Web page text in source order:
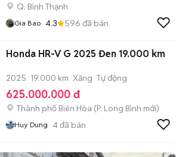
Q. Bình Thạnh
Gia Bao 4.3 596 đã bán
Honda HR-V G 2025 Đen 19.000 km
2025 19.000 km Xăng Tự động
625.000.000 đ
Thành phố Biên Hòa (P. Long Bình mới)
Huy Dung 4đã bán